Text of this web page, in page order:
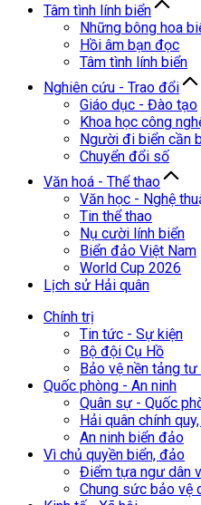
Tâm tình lính biển
Những bông hoa
Hồi âm bạn đọc
Tâm tình lính biển
Nghiên cứu - Trao đổi
Giáo dục - Đào tạo
Khoa học công
Người đi biển cần
Chuyển đổi số
Văn hoá - Thể thao
Văn học - Nghệ
Tin thể thao
Nụ cười lính biển
Biển đảo Việt Nam
World Cup 2026
Lịch sử Hải quân
Chính trị
Tin tức - Sự kiện
Bộ đội Cụ Hồ
Bảo vệ nền tảng
Quốc phòng - An ninh
Quân sự - Quốc
Hải quân chính
An ninh biển đảo
Vì chủ quyền biển, đảo
Điểm tựa ngư dân
Chung sức bảo vệ